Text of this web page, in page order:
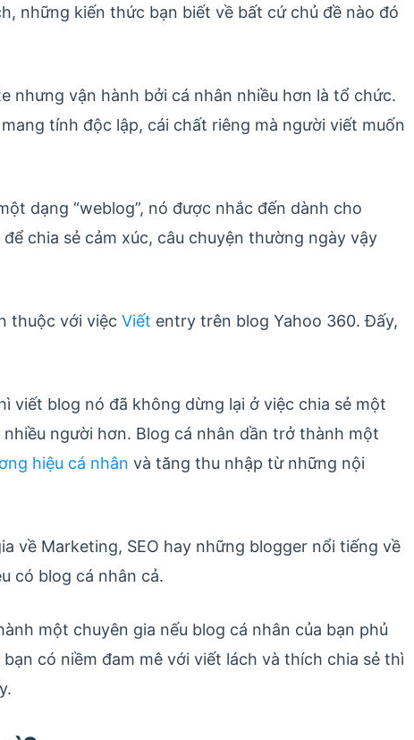
những kiến thức bạn biết về bất cứ chủ đề nào đó
nhưng vận hành bởi cá nhân nhiều hơn là tổ chức.
tính độc lập, cái chất riêng mà người viết muốn
dạng “weblog”, nó được nhắc đến dành cho
chia sẻ cảm xúc, câu chuyện thường ngày vậy
thuộc với việc Viết entry trên blog Yahoo 360. Đấy,
viết blog nó đã không dừng lại ở việc chia sẻ một
người hơn. Blog cá nhân dần trở thành một
hiệu cá nhân và tăng thu nhập từ những nội
về Marketing, SEO hay những blogger nổi tiếng về
có blog cá nhân cả.
một chuyên gia nếu blog cá nhân của bạn phủ
có niềm đam mê với viết lách và thích chia sẻ thì